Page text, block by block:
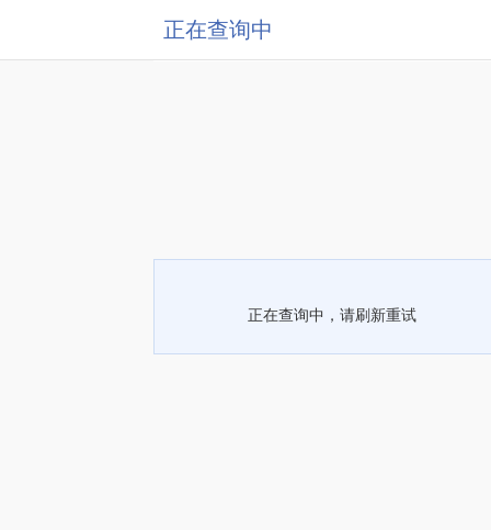
正在查询中
正在查询中，请刷新重试